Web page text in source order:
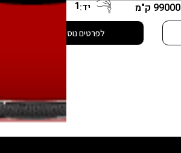
99000 ק"מ יד:1
לפרטים נוספים